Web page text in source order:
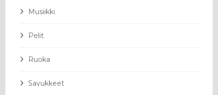
Musiikki
Pelit
Ruoka
Savukkeet